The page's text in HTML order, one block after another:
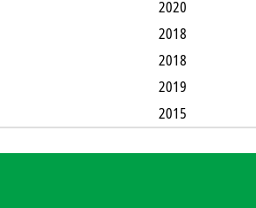
2020
2018
2018
2019
2015